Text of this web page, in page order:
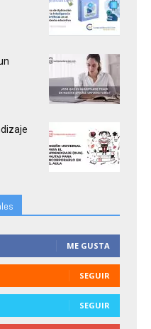
ME GUSTA
SEGUIR
SEGUIR